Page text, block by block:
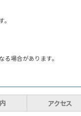
場合があります。